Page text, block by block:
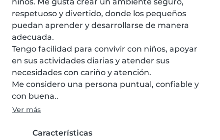
respetuoso y divertido, donde los pequeños
puedan aprender y desarrollarse de manera
adecuada.
Tengo facilidad para convivir con niños, apoyar
en sus actividades diarias y atender sus
necesidades con cariño y atención.
Me considero una persona puntual, confiable y
con buena..
Ver más
Características